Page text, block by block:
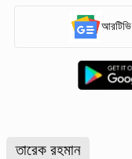
তারেক রহমান